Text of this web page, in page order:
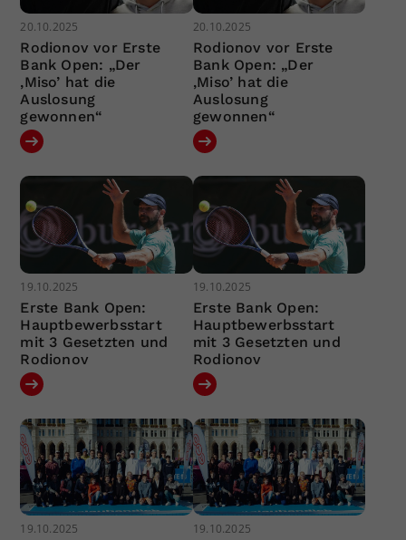
20.10.2025
Rodionov vor Erste
Bank Open: „Der
‚Miso’ hat die
Auslosung
gewonnen“
20.10.2025
Rodionov vor Erste
Bank Open: „Der
‚Miso’ hat die
Auslosung
gewonnen“
19.10.2025
Erste Bank Open:
Hauptbewerbsstart
mit 3 Gesetzten und
Rodionov
19.10.2025
Erste Bank Open:
Hauptbewerbsstart
mit 3 Gesetzten und
Rodionov
19.10.2025 19.10.2025